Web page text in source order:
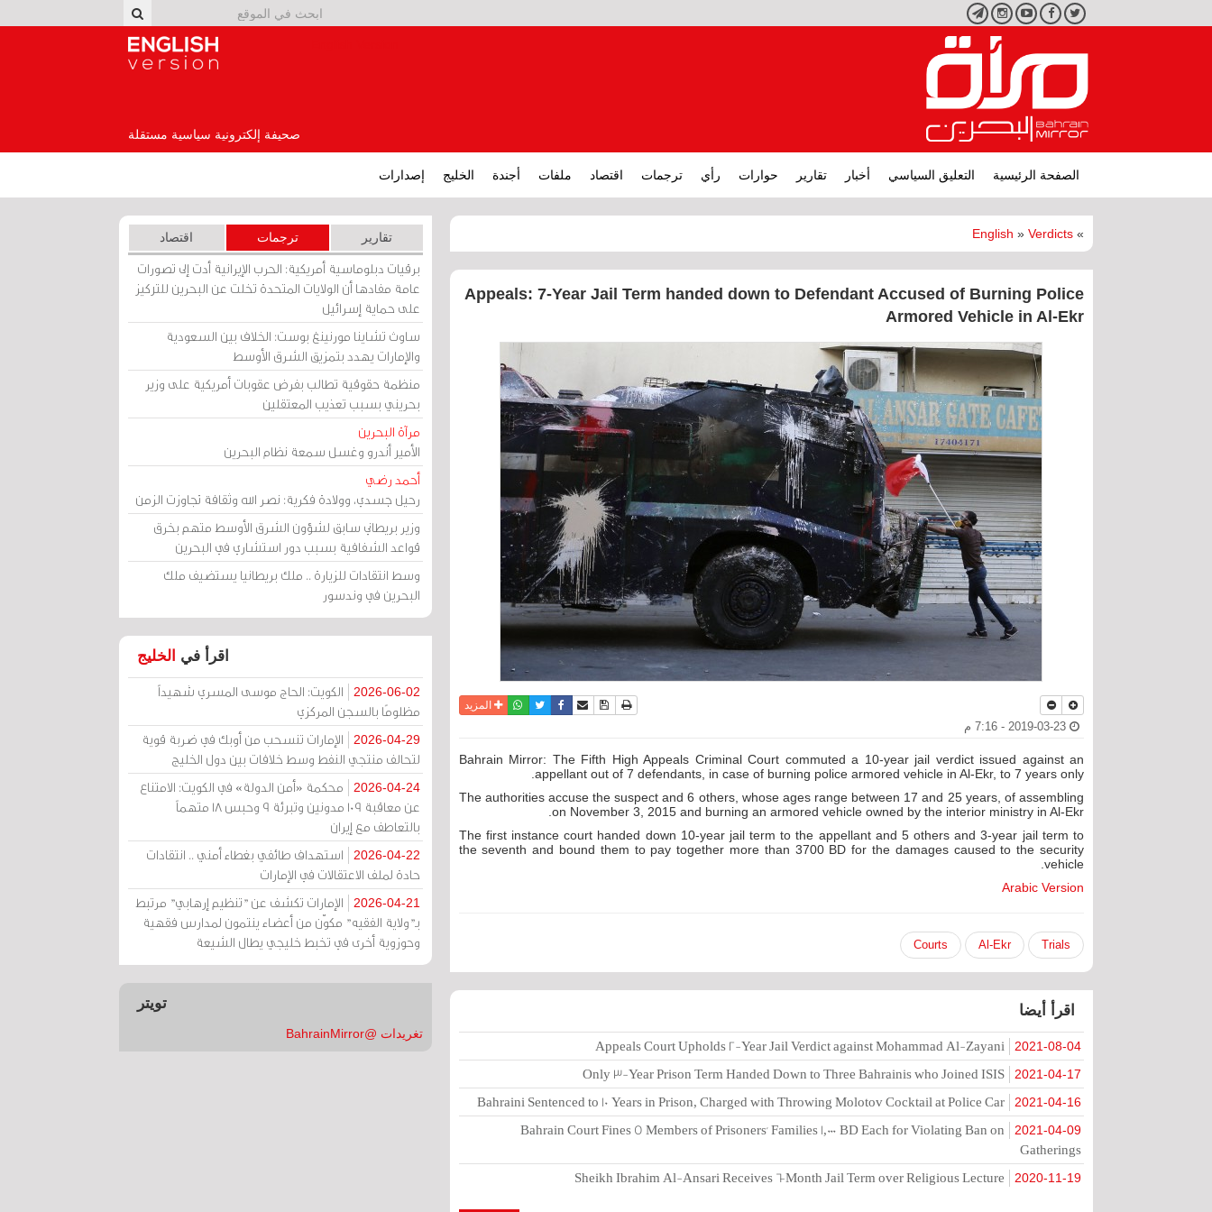
تويتر فيسبوكيوتيوبانستجرامتليجرام
صحيفة إلكترونية سياسية مستقلة
الصفحة الرئيسية التعليق السياسي أخبار تقارير حوارات رأي ترجمات اقتصاد ملفات أجندة الخليج إصدارات
»
English » Verdicts
Appeals: 7-Year Jail Term handed down to Defendant Accused of Burning Police
Armored Vehicle in Al-Ekr
نسخة للطباعة
حفظ الموضوع
أرسل الى صديق
فيسبوكتويترواتسابالمزيد
Bahrain Mirror: The Fifth High Appeals Criminal Court commuted a 10-year jail verdict issued against an
appellant out of 7 defendants, in case of burning police armored vehicle in Al-Ekr, to 7 years only.
The authorities accuse the suspect and 6 others, whose ages range between 17 and 25 years, of assembling
on November 3, 2015 and burning an armored vehicle owned by the interior ministry in Al-Ekr.
The first instance court handed down 10-year jail term to the appellant and 5 others and 3-year jail term to
the seventh and bound them to pay together more than 3700 BD for the damages caused to the security
vehicle.
Arabic Version
Trials
Al-Ekr
Courts
اقرأ أيضا
2021-08-04
Appeals Court Upholds 2-Year Jail Verdict against Mohammad Al-Zayani
2021-04-17
Only 3-Year Prison Term Handed Down to Three Bahrainis who Joined ISIS
2021-04-16
Bahraini Sentenced to 10 Years in Prison, Charged with Throwing Molotov Cocktail at Police Car
2021-04-09
Bahrain Court Fines 5 Members of Prisoners' Families 1,000 BD Each for Violating Ban on
Gatherings
2020-11-19
Sheikh Ibrahim Al-Ansari Receives 6-Month Jail Term over Religious Lecture
تقارير ترجمات اقتصاد
برقيات دبلوماسية أمريكية: الحرب الإيرانية أدت إلى تصورات
عامة مفادها أن الولايات المتحدة تخلت عن البحرين للتركيز
على حماية إسرائيل
ساوث تشاينا مورنينغ بوست: الخلاف بين السعودية
والإمارات يهدد بتمزيق الشرق الأوسط
منظمة حقوقية تطالب بفرض عقوبات أمريكية على وزير
بحريني بسبب تعذيب المعتقلين
مرآة البحرين
الأمير أندرو وغسل سمعة نظام البحرين
أحمد رضي
رحيل جسدي، وولادة فكرية: نصر الله وثقافة تجاوزت الزمن
وزير بريطاني سابق لشؤون الشرق الأوسط متهم بخرق
قواعد الشفافية بسبب دور استشاري في البحرين
وسط انتقادات للزيارة .. ملك بريطانيا يستضيف ملك
البحرين في وندسور
اقرأ في الخليج
2026-06-02
الكويت: الحاج موسى المسري شهيداً
مظلومًا بالسجن المركزي
2026-04-29
الإمارات تنسحب من أوبك في ضربة قوية
لتحالف منتجي النفط وسط خلافات بين دول الخليج
2026-04-24
محكمة «أمن الدولة» في الكويت: الامتناع
عن معاقبة 109 مدونين وتبرئة 9 وحبس 18 متهماً
بالتعاطف مع إيران
2026-04-22
استهداف طائفي بغطاء أمني .. انتقادات
حادة لملف الاعتقالات في الإمارات
2026-04-21
الإمارات تكشف عن "تنظيم إرهابي" مرتبط
بـ"ولاية الفقيه" مكوّن من أعضاء ينتمون لمدارس فقهية
وحوزوية أخرى في تخبط خليجي يطال الشيعة
تويتر
تغريدات @BahrainMirror